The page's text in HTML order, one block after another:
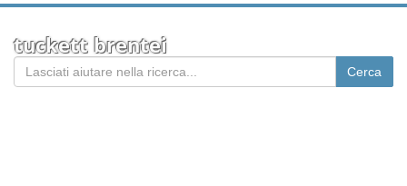
tuckett brentei